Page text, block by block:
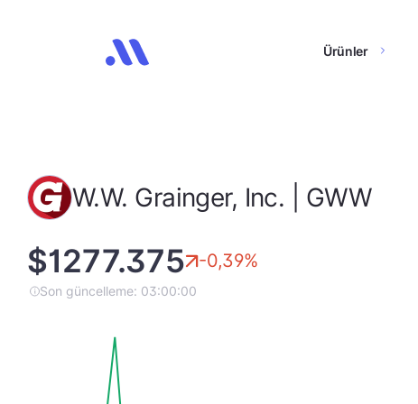
Ürünler
W.W. Grainger, Inc. | GWW
$1277.375 -0,39%
Son güncelleme: 03:00:00